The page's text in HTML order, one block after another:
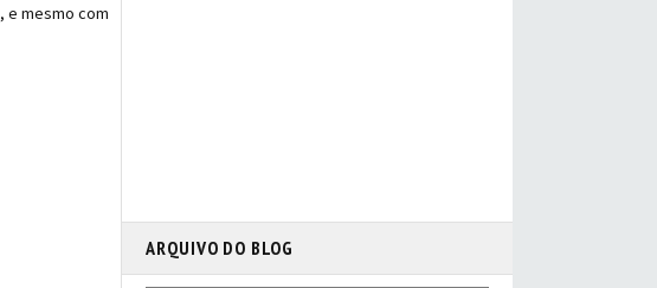
, e mesmo com
ARQUIVO DO BLOG